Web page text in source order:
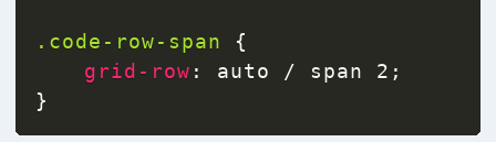
.code-row-span
{
grid-row : auto / span 2 ;
}